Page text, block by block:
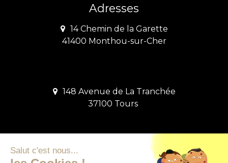
Adresses
14 Chemin de la Garette
41400 Monthou-sur-Cher
148 Avenue de La Tranchée
37100 Tours